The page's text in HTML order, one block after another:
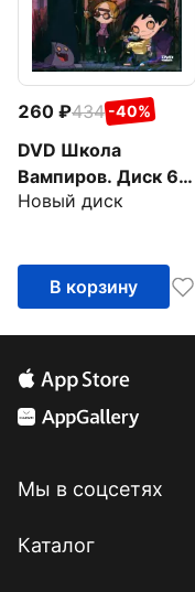
260 434 -40%
DVD Школа
Вампиров. Диск 6
(серии 37-44)
Новый диск
В корзину
Мы в соцсетях
Каталог